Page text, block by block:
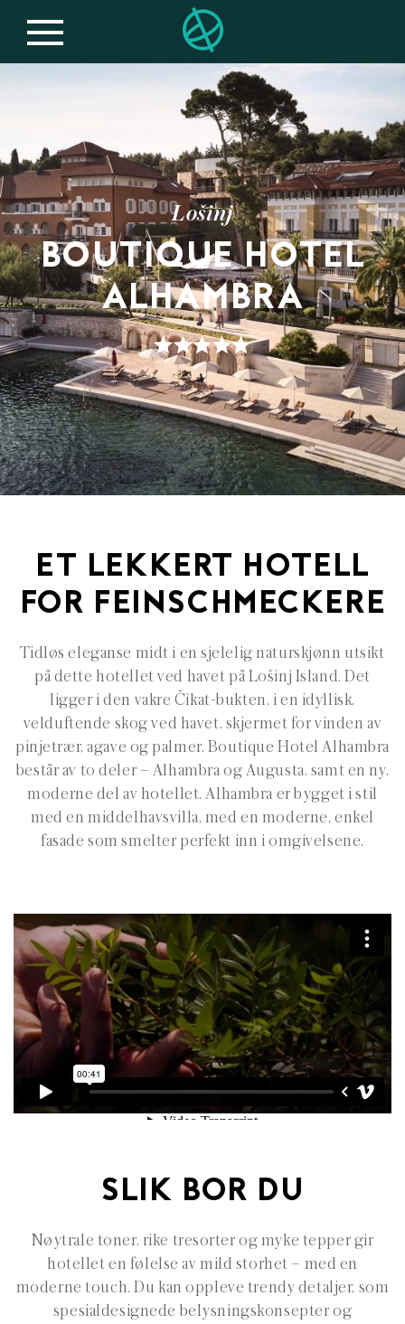
Lošinj
BOUTIQUE HOTEL
ALHAMBRA
ET LEKKERT HOTELL
FOR FEINSCHMECKERE
Tidløs eleganse midt i en sjelelig naturskjønn utsikt
på dette hotellet ved havet på Lošinj Island. Det
ligger i den vakre Čikat-bukten, i en idyllisk,
velduftende skog ved havet, skjermet for vinden av
pinjetrær, agave og palmer. Boutique Hotel Alhambra
består av to deler – Alhambra og Augusta, samt en ny,
moderne del av hotellet. Alhambra er bygget i stil
med en middelhavsvilla, med en moderne, enkel
fasade som smelter perfekt inn i omgivelsene.
SLIK BOR DU
Nøytrale toner, rike tresorter og myke tepper gir
hotellet en følelse av mild storhet – med en
moderne touch. Du kan oppleve trendy detaljer, som
spesialdesignede belysningskonsepter og